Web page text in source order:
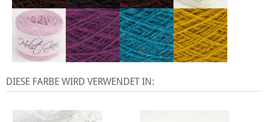
DIESE FARBE WIRD VERWENDET IN: